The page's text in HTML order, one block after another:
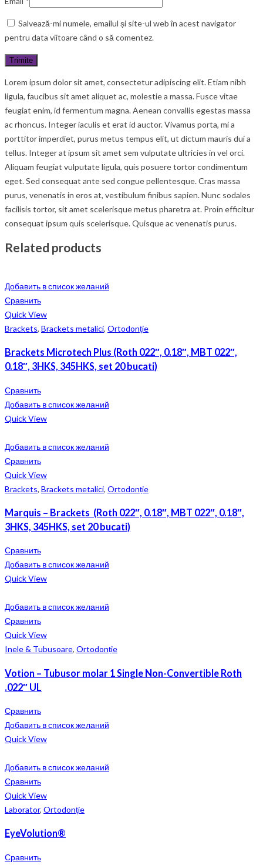
Salvează-mi numele, emailul și site-ul web în acest navigator
pentru data viitoare când o să comentez.
Lorem ipsum dolor sit amet, consectetur adipiscing elit. Etiam nibh
ligula, faucibus sit amet aliquet ac, molestie a massa. Fusce vitae
feugiat enim, id fermentum magna. Aenean convallis egestas massa
ac rhoncus. Integer iaculis et erat id auctor. Vivamus porta, mi a
porttitor imperdiet, purus metus tempus elit, ut dictum mauris dui a
tellus. Integer at ipsum sit amet sem vulputate ultricies in vel orci.
Aliquam feugiat vulputate ligula, quis posuere tortor condimentum
eget. Sed consequat ante sed congue pellentesque. Cras massa
purus, venenatis in eros at, vestibulum finibus sapien. Nunc sodales
facilisis tortor, sit amet scelerisque metus pharetra at. Proin efficitur
consequat ipsum quis scelerisque. Quisque ac venenatis purus.
Related products
Добавить в список желаний
Сравнить
Quick View
Brackets, Brackets metalici, Ortodonție
Brackets Microtech Plus (Roth 022″, 0.18″, MBT 022″,
0.18″, 3HKS, 345HKS, set 20 bucati)
Сравнить
Добавить в список желаний
Quick View
Добавить в список желаний
Сравнить
Quick View
Brackets, Brackets metalici, Ortodonție
Marquis – Brackets (Roth 022″, 0.18″, MBT 022″, 0.18″,
3HKS, 345HKS, set 20 bucati)
Сравнить
Добавить в список желаний
Quick View
Добавить в список желаний
Сравнить
Quick View
Inele & Tubusoare, Ortodonție
Votion – Tubusor molar 1 Single Non-Convertible Roth
.022″ UL
Сравнить
Добавить в список желаний
Quick View
Добавить в список желаний
Сравнить
Quick View
Laborator, Ortodonție
EyeVolution®
Сравнить